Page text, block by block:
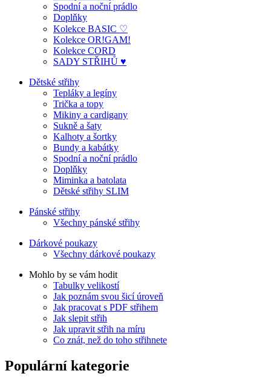
Spodní a noční prádlo
Doplňky
Kolekce BASIC ♡
Kolekce OR!GAM!
Kolekce CORD
SADY STŘIHŮ ♥
Dětské střihy
Tepláky a legíny
Trička a topy
Mikiny a cardigany
Sukně a šaty
Kalhoty a šortky
Bundy a kabátky
Spodní a noční prádlo
Doplňky
Miminka a batolata
Dětské střihy SLIM
Pánské střihy
Všechny pánské střihy
Dárkové poukazy
Všechny dárkové poukazy
Mohlo by se vám hodit
Tabulky velikostí
Jak poznám svou šicí úroveň
Jak pracovat s PDF střihem
Jak slepit střih
Jak upravit střih na míru
Co znát, než do toho střihnete
Populární kategorie